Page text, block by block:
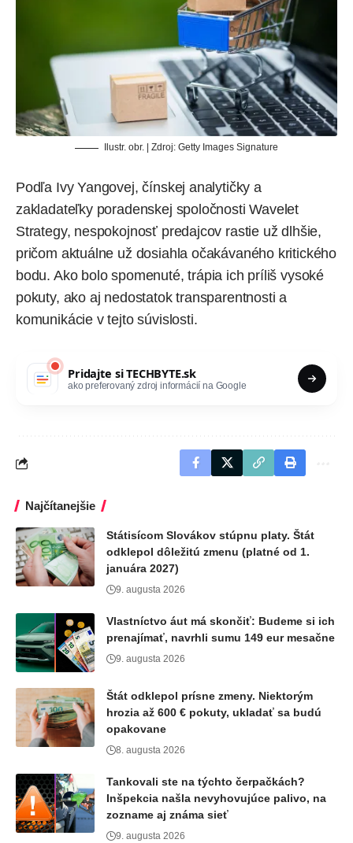
Ilustr. obr. | Zdroj: Getty Images Signature
Podľa Ivy Yangovej, čínskej analytičky a
zakladateľky poradenskej spoločnosti Wavelet
Strategy, nespokojnosť predajcov rastie už dlhšie,
pričom aktuálne už dosiahla očakávaného kritického
bodu. Ako bolo spomenuté, trápia ich príliš vysoké
pokuty, ako aj nedostatok transparentnosti a
komunikácie v tejto súvislosti.
Pridajte siTECHBYTE.sk
ako preferovaný zdroj informácií na Google
Najčítanejšie
Státisícom Slovákov stúpnu platy. Štát
odklepol dôležitú zmenu (platné od 1.
januára 2027)
9. augusta 2026
Vlastníctvo áut má skončiť: Budeme si ich
prenajímať, navrhli sumu 149 eur mesačne
9. augusta 2026
Štát odklepol prísne zmeny. Niektorým
hrozia až 600 € pokuty, ukladať sa budú
opakovane
8. augusta 2026
Tankovali ste na týchto čerpačkách?
Inšpekcia našla nevyhovujúce palivo, na
zozname aj známa sieť
9. augusta 2026